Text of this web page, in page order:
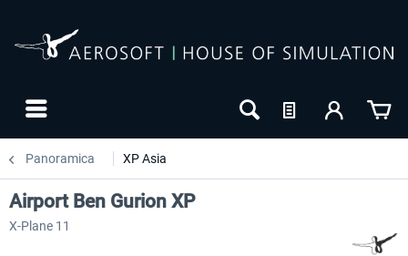
Panoramica XP Asia
Airport Ben Gurion XP
X-Plane 11